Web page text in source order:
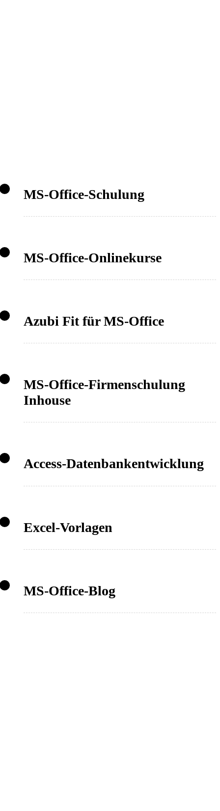
MS-Office-Schulung
MS-Office-Onlinekurse
Azubi Fit für MS-Office
MS-Office-Firmenschulung
Inhouse
Access-Datenbankentwicklung
Excel-Vorlagen
MS-Office-Blog